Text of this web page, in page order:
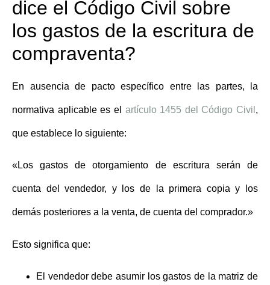
dice el Código Civil sobre
los gastos de la escritura de
compraventa?
En ausencia de pacto específico entre las partes, la
normativa aplicable es el artículo 1455 del Código Civil ,
que establece lo siguiente:
«Los gastos de otorgamiento de escritura serán de
cuenta del vendedor, y los de la primera copia y los
demás posteriores a la venta, de cuenta del comprador.»
Esto significa que:
El vendedordebe asumir los gastos de la matriz de